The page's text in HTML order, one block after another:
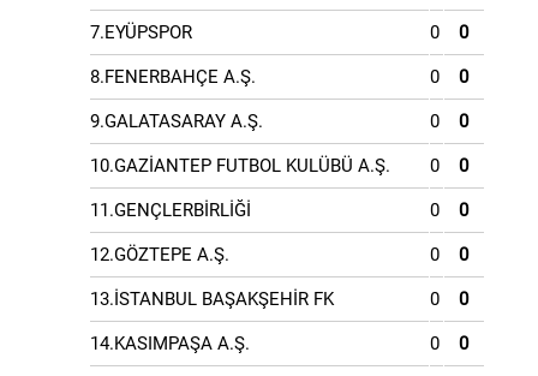
7.EYÜPSPOR 0 0
8.FENERBAHÇE A.Ş. 0 0
9.GALATASARAY A.Ş. 0 0
10.GAZİANTEP FUTBOL KULÜBÜ A.Ş. 0 0
11.GENÇLERBİRLİĞİ 0 0
12.GÖZTEPE A.Ş. 0 0
13.İSTANBUL BAŞAKŞEHİR FK 0 0
14.KASIMPAŞA A.Ş. 0 0